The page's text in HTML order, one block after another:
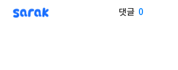
sarak 댓글 0